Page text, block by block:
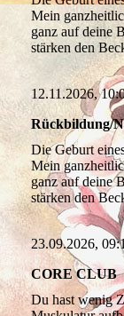
Mein
ganz auf deine
stärken den
12.11.2026,
Rückbildung/
Die Geburt
Mein
ganz auf deine
stärken den
23.09.2026,
CORE CLUB
Du hast wenig